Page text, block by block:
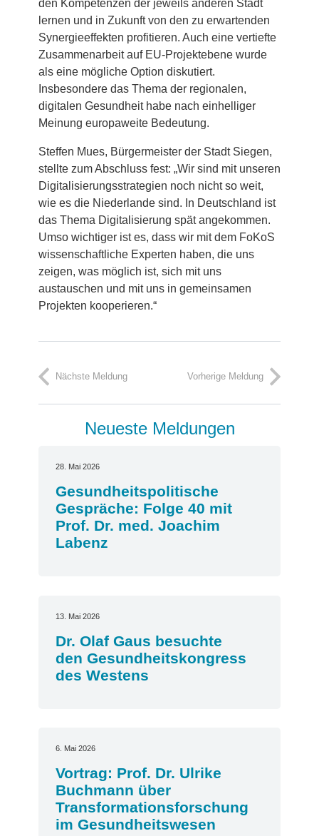
den Kompetenzen der jeweils anderen Stadt
lernen und in Zukunft von den zu erwartenden
Synergieeffekten profitieren. Auch eine vertiefte
Zusammenarbeit auf EU-Projektebene wurde
als eine mögliche Option diskutiert.
Insbesondere das Thema der regionalen,
digitalen Gesundheit habe nach einhelliger
Meinung europaweite Bedeutung.
Steffen Mues, Bürgermeister der Stadt Siegen,
stellte zum Abschluss fest: „Wir sind mit unseren
Digitalisierungsstrategien noch nicht so weit,
wie es die Niederlande sind. In Deutschland ist
das Thema Digitalisierung spät angekommen.
Umso wichtiger ist es, dass wir mit dem FoKoS
wissenschaftliche Experten haben, die uns
zeigen, was möglich ist, sich mit uns
austauschen und mit uns in gemeinsamen
Projekten kooperieren.“
Nächste Meldung Vorherige Meldung
Neueste Meldungen
28. Mai 2026
Gesundheitspolitische
Gespräche: Folge 40 mit
Prof. Dr. med. Joachim
Labenz
13. Mai 2026
Dr. Olaf Gaus besuchte
den Gesundheitskongress
des Westens
6. Mai 2026
Vortrag: Prof. Dr. Ulrike
Buchmann über
Transformationsforschung
im Gesundheitswesen